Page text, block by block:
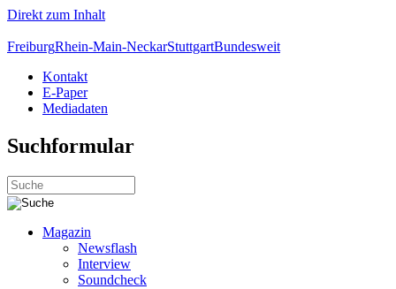
Direkt zum Inhalt
FreiburgRhein-Main-NeckarStuttgartBundesweit
Kontakt
E-Paper
Mediadaten
Suchformular
Magazin
Newsflash
Interview
Soundcheck